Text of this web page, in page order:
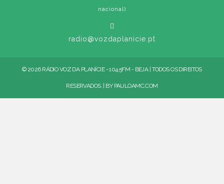
nacional)
radio@vozdaplanicie.pt
© 2026 RÁDIO VOZ DA PLANÍCIE - 104.5FM - BEJA | TODOS OS DIREITOS
RESERVADOS. | BY PAULOAMC.COM